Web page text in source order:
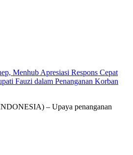
Menhub Apresiasi Respons Cepat
Fauzi dalam Penanganan Korban
– Upaya penanganan